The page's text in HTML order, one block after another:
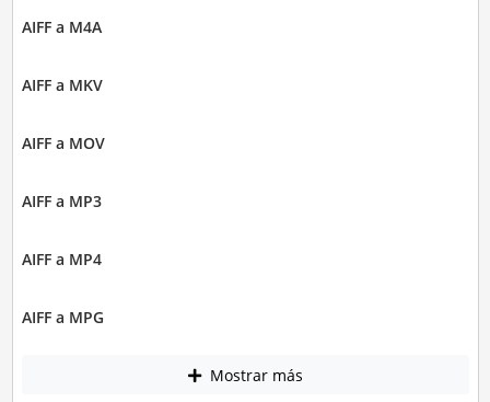
AIFF a M4A
AIFF a MKV
AIFF a MOV
AIFF a MP3
AIFF a MP4
AIFF a MPG
Mostrar más